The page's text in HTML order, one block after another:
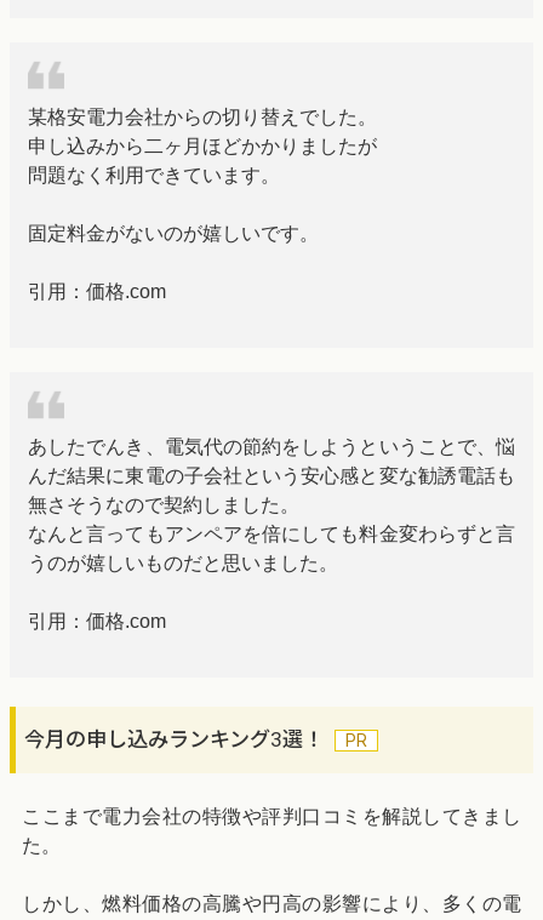
某格安電力会社からの切り替えでした。
申し込みから二ヶ月ほどかかりましたが
問題なく利用できています。
固定料金がないのが嬉しいです。
引用：価格.com
あしたでんき、電気代の節約をしようということで、悩
んだ結果に東電の子会社という安心感と変な勧誘電話も
無さそうなので契約しました。
なんと言ってもアンペアを倍にしても料金変わらずと言
うのが嬉しいものだと思いました。
引用：価格.com
今月の申し込みランキング3選！
ここまで電力会社の特徴や評判口コミを解説してきまし
た。
しかし、燃料価格の高騰や円高の影響により、多くの電